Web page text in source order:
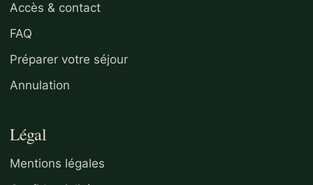
Accès & contact
FAQ
Préparer votre séjour
Annulation
Légal
Mentions légales